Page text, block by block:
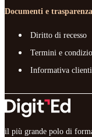
Documenti e trasparenza
Diritto di recesso
Termini e
Informativa clienti
il più grande polo di